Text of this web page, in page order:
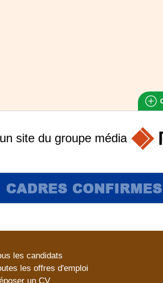
un site du groupe média
les candidats
les offres d'emploi
un CV